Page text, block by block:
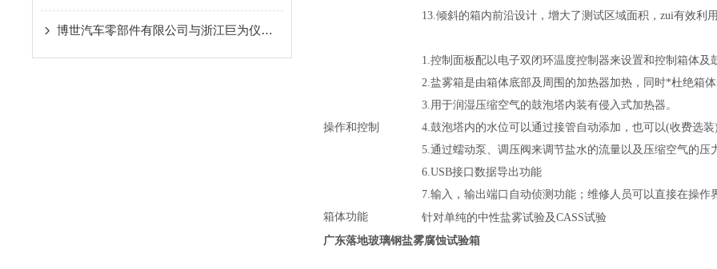
博世汽车零部件有限公司与浙江巨为仪器股份有限公司牵手合作
13.倾斜的箱内前沿设计，增大了测试区域面积，zui有效利
操作和控制
1.控制面板配以电子双闭环温度控制器来设置和控制箱体及
2.盐雾箱是由箱体底部及周围的加热器加热，同时*杜绝箱
3.用于润湿压缩空气的鼓泡塔内装有侵入式加热器。
4.鼓泡塔内的水位可以通过接管自动添加，也可以(收费选装)
5.通过蠕动泵、调压阀来调节盐水的流量以及压缩空气的压
6.USB接口数据导出功能
7.输入，输出端口自动侦测功能；维修人员可以直接在操
箱体功能
针对单纯的中性盐雾试验及CASS试验
广东落地玻璃钢盐雾腐蚀试验箱